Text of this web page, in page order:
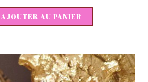
AJOUTER AU PANIER